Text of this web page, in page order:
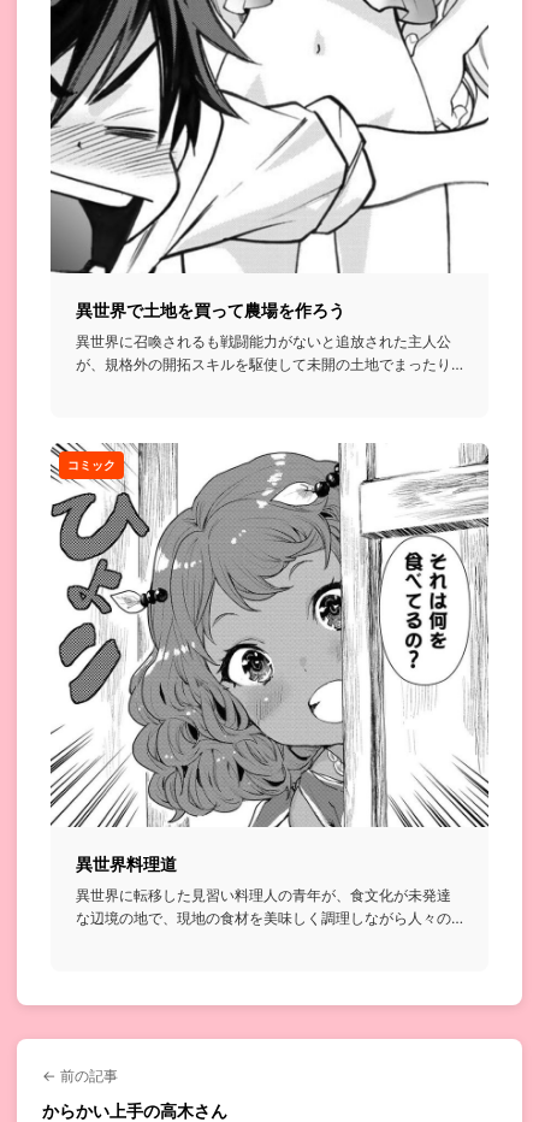
異世界で土地を買って農場を作ろう
異世界に召喚されるも戦闘能力がないと追放された主人公
が、規格外の開拓スキルを駆使して未開の土地でまったり
コミック
異世界料理道
異世界に転移した見習い料理人の青年が、食文化が未発達
な辺境の地で、現地の食材を美味しく調理しながら人々の
← 前の記事
からかい上手の高木さん